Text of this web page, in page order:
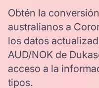
Obtén la
australianos a
los datos
AUD/NOK de
acceso a la
tipos.